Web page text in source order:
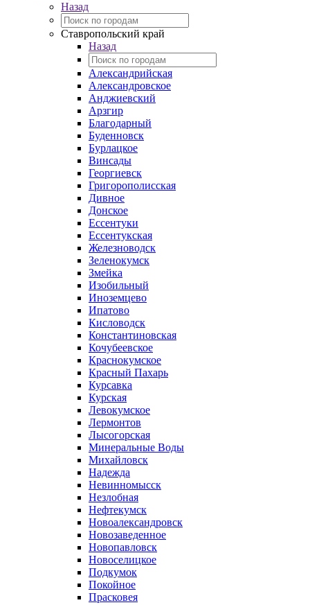
Назад
Ставропольский край
Назад
Александрийская
Александровское
Анджиевский
Арзгир
Благодарный
Буденновск
Бурлацкое
Винсады
Георгиевск
Григорополисская
Дивное
Донское
Ессентуки
Ессентукская
Железноводск
Зеленокумск
Змейка
Изобильный
Иноземцево
Ипатово
Кисловодск
Константиновская
Кочубеевское
Краснокумское
Красный Пахарь
Курсавка
Курская
Левокумское
Лермонтов
Лысогорская
Минеральные Воды
Михайловск
Надежда
Невинномысск
Незлобная
Нефтекумск
Новоалександровск
Новозаведенное
Новопавловск
Новоселицкое
Подкумок
Покойное
Прасковея